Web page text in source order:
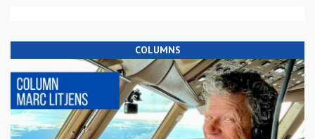
COLUMNS